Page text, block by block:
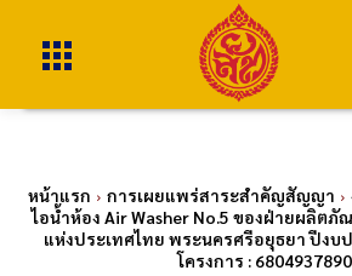
หน้าแรก การเผยแพร่สาระสำคัญสัญญา
ไอน้ำห้อง Air Washer No.5 ของฝ่ายผลิต
แห่งประเทศไทย พระนครศรีอยุธยา ปีงบ
โครงการ :